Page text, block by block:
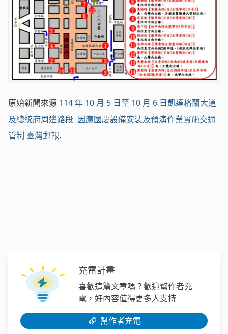
原始新聞來源 114 年 10 月 5 日至 10 月 6 日凱達格蘭大道
及總統府周邊路段 因應國慶設備安裝及預演作業實施交通
管制 臺灣郵報.
充電計畫
喜歡這篇文章嗎？歡迎幫作者充
電，好內容值得更多人支持
幫作者充電